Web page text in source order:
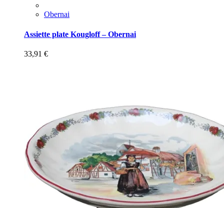
Obernai
Assiette plate Kougloff – Obernai
33,91 €